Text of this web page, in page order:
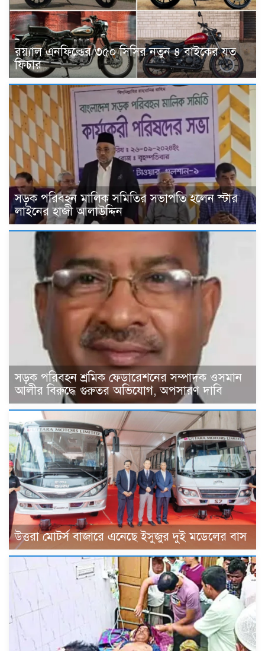
র‌য়্যাল এনফিল্ডের ৩৫০ সিসির নতুন ৪ বাইকের যত
ফিচার
সড়ক পরিবহন মালিক সমিতির সভাপতি হলেন স্টার
লাইনের হাজী আলাউদ্দিন
সড়ক পরিবহন শ্রমিক ফেডারেশনের সম্পাদক ওসমান
আলীর বিরুদ্ধে গুরুতর অভিযোগ, অপসারণ দাবি
উত্তরা মোটর্স বাজারে এনেছে ইসুজুর দুই মডেলের বাস